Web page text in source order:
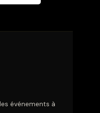
événements à